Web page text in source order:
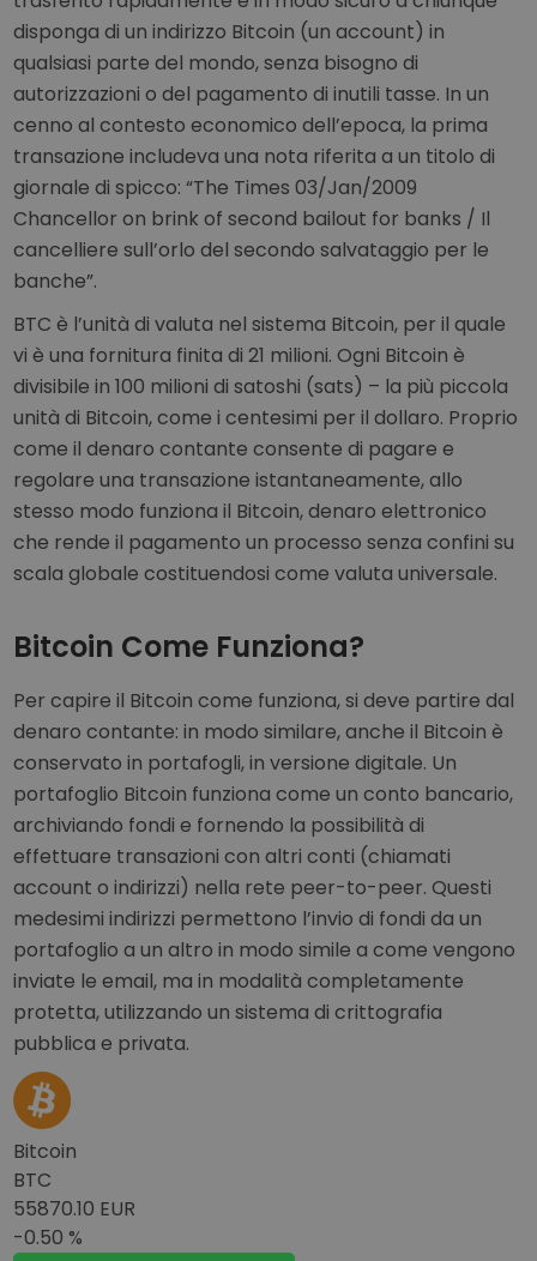
disponga di un indirizzo Bitcoin (un account) in
qualsiasi parte del mondo, senza bisogno di
autorizzazioni o del pagamento di inutili tasse. In un
cenno al contesto economico dell’epoca, la prima
transazione includeva una nota riferita a un titolo di
giornale di spicco: “The Times 03/Jan/2009
Chancellor on brink of second bailout for banks / Il
cancelliere sull’orlo del secondo salvataggio per le
banche”.
BTC è l’unità di valuta nel sistema Bitcoin, per il quale
vi è una fornitura finita di 21 milioni. Ogni Bitcoin è
divisibile in 100 milioni di satoshi (sats) – la più piccola
unità di Bitcoin, come i centesimi per il dollaro. Proprio
come il denaro contante consente di pagare e
regolare una transazione istantaneamente, allo
stesso modo funziona il Bitcoin, denaro elettronico
che rende il pagamento un processo senza confini su
scala globale costituendosi come valuta universale.
Bitcoin Come Funziona?
Per capire il Bitcoin come funziona, si deve partire dal
denaro contante: in modo similare, anche il Bitcoin è
conservato in portafogli, in versione digitale. Un
portafoglio Bitcoin funziona come un conto bancario,
archiviando fondi e fornendo la possibilità di
effettuare transazioni con altri conti (chiamati
account o indirizzi) nella rete peer-to-peer. Questi
medesimi indirizzi permettono l’invio di fondi da un
portafoglio a un altro in modo simile a come vengono
inviate le email, ma in modalità completamente
protetta, utilizzando un sistema di crittografia
pubblica e privata.
Bitcoin
BTC
55870.10 EUR
-0.50 %